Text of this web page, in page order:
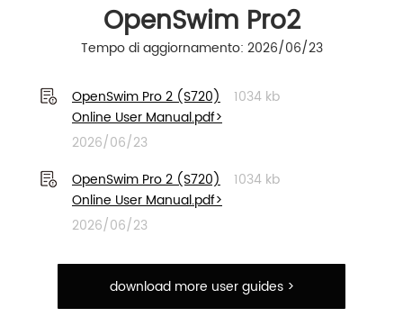
OpenSwim Pro2
Tempo di aggiornamento: 2026/06/23
OpenSwim Pro 2 (S720)
Online User Manual.pdf>
1034 kb
2026/06/23
OpenSwim Pro 2 (S720)
Online User Manual.pdf>
1034 kb
2026/06/23
download more user guides >